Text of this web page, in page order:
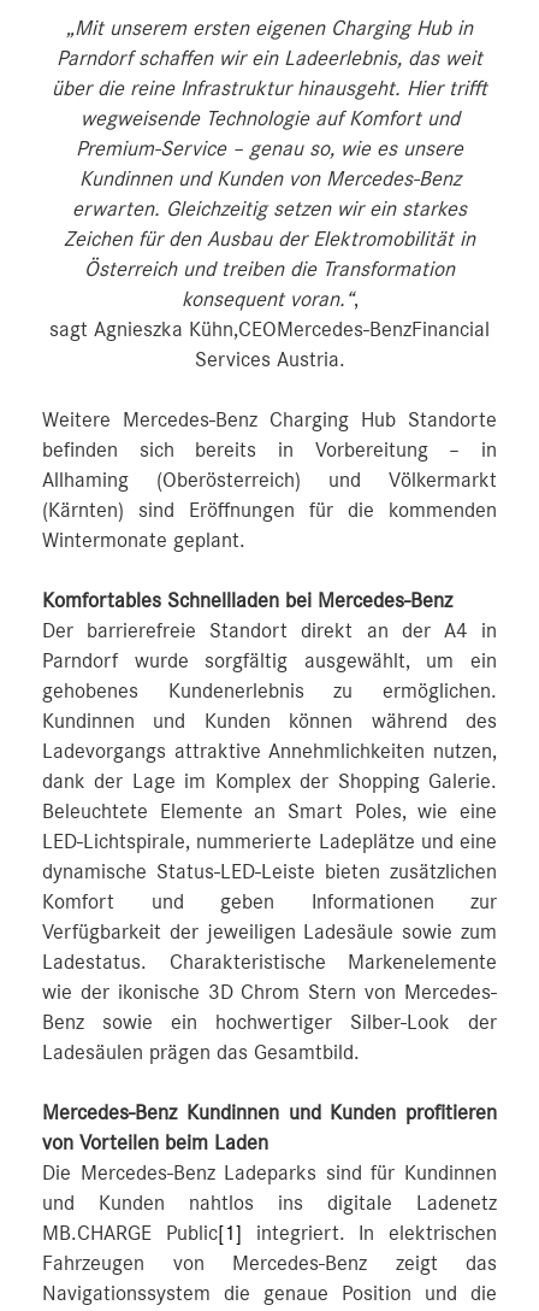
„Mit unserem ersten eigenen Charging Hub in
Parndorf schaffen wir ein Ladeerlebnis, das weit
über die reine Infrastruktur hinausgeht. Hier trifft
wegweisende Technologie auf Komfort und
Premium-Service – genau so, wie es unsere
Kundinnen und Kunden von Mercedes-Benz
erwarten. Gleichzeitig setzen wir ein starkes
Zeichen für den Ausbau der Elektromobilität in
Österreich und treiben die Transformation
konsequent voran.“,
sagt Agnieszka Kühn,CEOMercedes-BenzFinancial
Services Austria.
Weitere Mercedes-Benz Charging Hub Standorte
befinden sich bereits in Vorbereitung – in
Allhaming (Oberösterreich) und Völkermarkt
(Kärnten) sind Eröffnungen für die kommenden
Wintermonate geplant.
Komfortables Schnellladen bei Mercedes-Benz
Der barrierefreie Standort direkt an der A4 in
Parndorf wurde sorgfältig ausgewählt, um ein
gehobenes Kundenerlebnis zu ermöglichen.
Kundinnen und Kunden können während des
Ladevorgangs attraktive Annehmlichkeiten nutzen,
dank der Lage im Komplex der Shopping Galerie.
Beleuchtete Elemente an Smart Poles, wie eine
LED-Lichtspirale, nummerierte Ladeplätze und eine
dynamische Status-LED-Leiste bieten zusätzlichen
Komfort und geben Informationen zur
Verfügbarkeit der jeweiligen Ladesäule sowie zum
Ladestatus. Charakteristische Markenelemente
wie der ikonische 3D Chrom Stern von Mercedes-
Benz sowie ein hochwertiger Silber-Look der
Ladesäulen prägen das Gesamtbild.
Mercedes-Benz Kundinnen und Kunden profitieren
von Vorteilen beim Laden
Die Mercedes-Benz Ladeparks sind für Kundinnen
und Kunden nahtlos ins digitale Ladenetz
MB.CHARGE Public[1] integriert. In elektrischen
Fahrzeugen von Mercedes-Benz zeigt das
Navigationssystem die genaue Position und die